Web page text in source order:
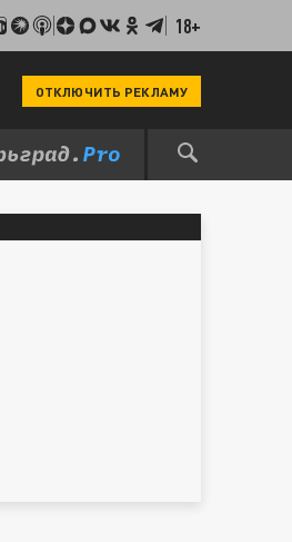
18+
ОТКЛЮЧИТЬ РЕКЛАМУ